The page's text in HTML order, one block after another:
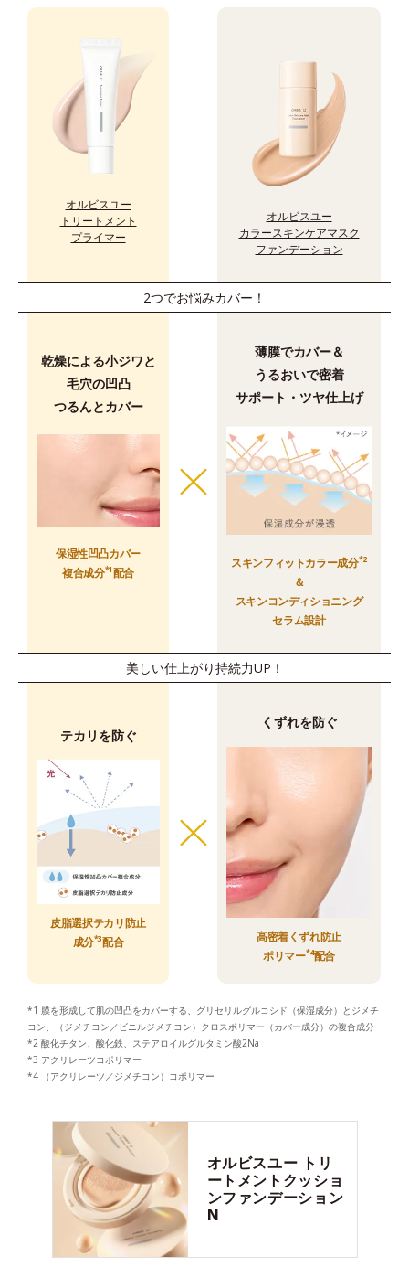
オルビスユー
トリートメント
プライマー
オルビスユー
カラースキンケアマスク
ファンデーション
2つでお悩みカバー！
乾燥による小ジワと
毛穴の凹凸
つるんとカバー
保湿性凹凸カバー
複合成分*1配合
薄膜でカバー＆
うるおいで密着
サポート・ツヤ仕上げ
スキンフィットカラー成分*2
＆
スキンコンディショニング
セラム設計
美しい仕上がり持続力UP！
テカリを防ぐ
皮脂選択テカリ防止
成分*3配合
くずれを防ぐ
高密着くずれ防止
ポリマー*4配合
*1 膜を形成して肌の凹凸をカバーする、グリセリルグルコシド（保湿成分）とジメチ
コン、（ジメチコン／ビニルジメチコン）クロスポリマー（カバー成分）の複合成分
*2 酸化チタン、酸化鉄、ステアロイルグルタミン酸2Na
*3 アクリレーツコポリマー
*4 （アクリレーツ／ジメチコン）コポリマー
オルビスユー トリ
ートメントクッショ
ンファンデーション
N